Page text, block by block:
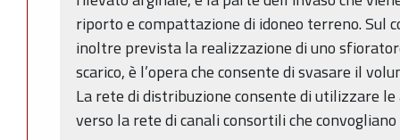
riporto e compattazione di idoneo terreno. Sul
inoltre prevista la realizzazione di uno
scarico, è l’opera che consente di svasare il
La rete di distribuzione consente di utilizzare le
verso la rete di canali consortili che convogliano